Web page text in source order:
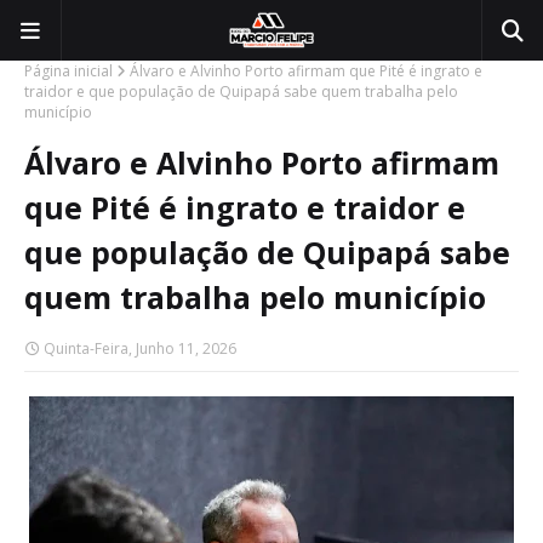
Página inicial
Álvaro e Alvinho Porto afirmam que Pité é ingrato e
traidor e que população de Quipapá sabe quem trabalha pelo
município
Álvaro e Alvinho Porto afirmam
que Pité é ingrato e traidor e
que população de Quipapá sabe
quem trabalha pelo município
Quinta-Feira, Junho 11, 2026